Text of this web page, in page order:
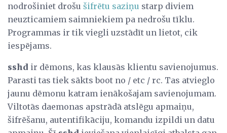
nodrošiniet drošu šifrētu saziņu starp diviem
neuzticamiem saimniekiem pa nedrošu tīklu.
Programmas ir tik viegli uzstādīt un lietot, cik
iespējams.
sshd ir dēmons, kas klausās klientu savienojumus.
Parasti tas tiek sākts boot no / etc / rc. Tas atvieglo
jaunu dēmonu katram ienākošajam savienojumam.
Viltotās daemonas apstrādā atslēgu apmaiņu,
šifrēšanu, autentifikāciju, komandu izpildi un datu